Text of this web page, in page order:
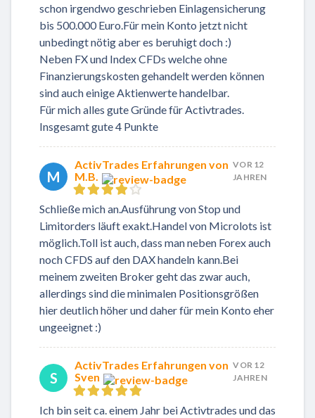
schon irgendwo geschrieben Einlagensicherung
bis 500.000 Euro.Für mein Konto jetzt nicht
unbedingt nötig aber es beruhigt doch :)
Neben FX und Index CFDs welche ohne
Finanzierungskosten gehandelt werden können
sind auch einige Aktienwerte handelbar.
Für mich alles gute Gründe für Activtrades.
Insgesamt gute 4 Punkte
M
ActivTrades Erfahrungen von
M.B.
VOR 12
JAHREN
Schließe mich an.Ausführung von Stop und
Limitorders läuft exakt.Handel von Microlots ist
möglich.Toll ist auch, dass man neben Forex auch
noch CFDS auf den DAX handeln kann.Bei
meinem zweiten Broker geht das zwar auch,
allerdings sind die minimalen Positionsgrößen
hier deutlich höher und daher für mein Konto eher
ungeeignet :)
S
ActivTrades Erfahrungen von
Sven
VOR 12
JAHREN
Ich bin seit ca. einem Jahr bei Activtrades und das